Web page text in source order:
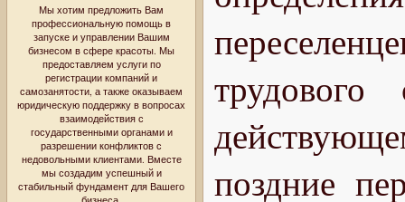
Мы хотим предложить Вам
профессиональную помощь в
запуске и управлении Вашим
бизнесом в сфере красоты. Мы
предоставляем услуги по
регистрации компаний и
самозанятости, а также оказываем
юридическую поддержку в вопросах
взаимодействия с
государственными органами и
разрешении конфликтов с
недовольными клиентами. Вместе
мы создадим успешный и
стабильный фундамент для Вашего
поздние